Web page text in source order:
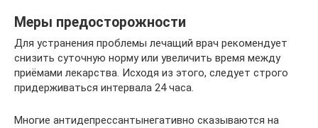
Меры предосторожности
Для устранения проблемы лечащий врач рекомендует
снизить суточную норму или увеличить время между
приёмами лекарства. Исходя из этого, следует строго
придерживаться интервала 24 часа.
Многие антидепрессантынегативно сказываются на